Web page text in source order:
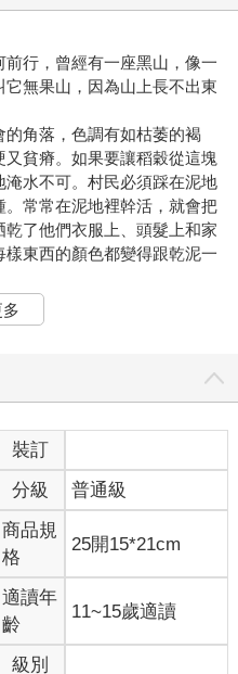
行，曾經有一座黑山，像一
無果山，因為山上長不出東
角落，色調有如枯萎的褐
貧瘠。如果要讓稻穀從這塊
水不可。村民必須踩在泥地
常常在泥地裡幹活，就會把
了他們衣服上、頭髮上和家
東西的顏色都變得跟乾泥一
木頭屋板就用屋頂收攏在一
棒。屋子裡，幾乎沒有足夠
女孩。
俐的個性活潑、容易衝動，
敏捷俐落──相當適合她。
，因為敏俐的行動也一向敏
著襤褸的衣衫、破舊的屋子
耐煩的歎氣。敏俐想不起母
望自己有個意思是金子或財
在他們四周的土地一樣，敏
無法收割足夠的稻米餵飽自
，放在畫著一隻白兔的藍色
裝訂
分級 普通級
商品規
格
25開15*21cm
適讀年
齡
11~15歲適讀
級別